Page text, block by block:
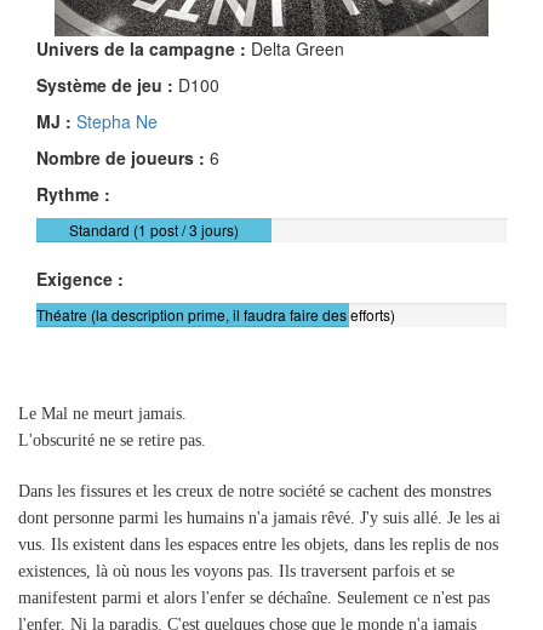
Univers de la campagne : Delta Green
Système de jeu : D100
MJ : Stepha Ne
Nombre de joueurs : 6
Rythme :
Standard (1 post / 3 jours)
Exigence :
Théatre (la description prime, il faudra faire des efforts)
Le Mal ne meurt jamais.
L'obscurité ne se retire pas.
Dans les fissures et les creux de notre société se cachent des monstres
dont personne parmi les humains n'a jamais rêvé. J'y suis allé. Je les ai
vus. Ils existent dans les espaces entre les objets, dans les replis de nos
existences, là où nous les voyons pas. Ils traversent parfois et se
manifestent parmi et alors l'enfer se déchaîne. Seulement ce n'est pas
l'enfer. Ni la paradis. C'est quelques chose que le monde n'a jamais